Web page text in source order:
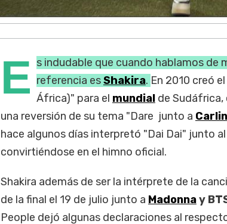
E s indudable que cuando hablamos de
referencia esShakira. En 2010 creó
África)" para el mundialde Sudáfrica,
una reversión de su tema "Dare junto a
hace algunos días interpretó "Dai Dai" junto
convirtiéndose en el himno oficial.
Shakira además de ser la intérprete de la
de la final el 19 de julio junto a Madonnay
People dejó algunas declaraciones al